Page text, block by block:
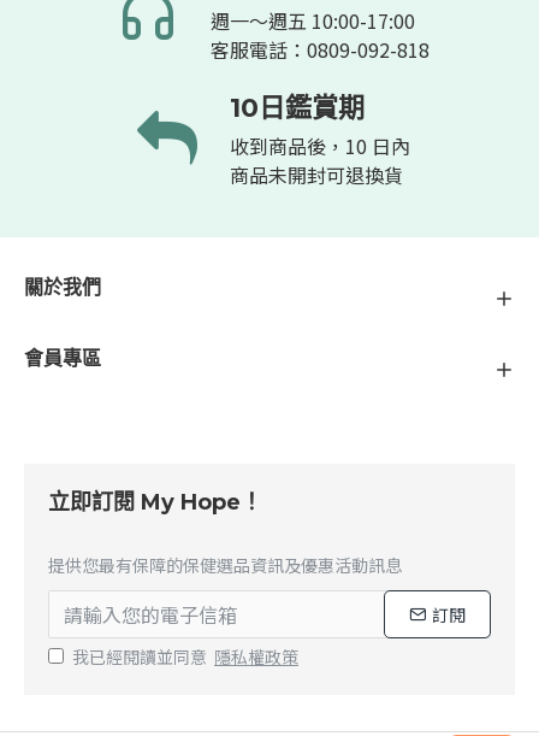
週一～週五 10:00-17:00
客服電話：0809-092-818
10日鑑賞期
收到商品後，10 日內
商品未開封可退換貨
關於我們
會員專區
立即訂閱 My Hope！
提供您最有保障的保健選品資訊及優惠活動訊息
訂閱
我已經閱讀並同意 隱私權政策